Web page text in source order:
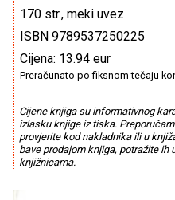
170 str., meki uvez
ISBN 9789537250225
Cijena: 13.94 eur
Preračunato po fiksnom tečaju
Cijene knjiga su informativnog
izlasku knjige iz tiska.
provjerite kod nakladnika ili u
bave prodajom knjiga, potražite ih
knjižnicama.